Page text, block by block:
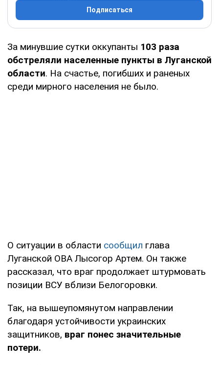
Подписаться
За минувшие сутки оккупанты 103 раза
обстреляли населенные пункты в Луганской
области. На счастье, погибших и раненых
среди мирного населения не было.
О ситуации в области сообщил глава
Луганской ОВА Лысогор Артем. Он также
рассказал, что враг продолжает штурмовать
позиции ВСУ вблизи Белогоровки.
Так, на вышеупомянутом направлении
благодаря устойчивости украинских
защитников, враг понес значительные
потери.